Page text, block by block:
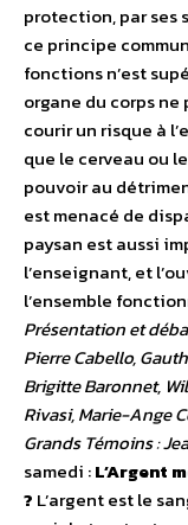
protection, par ses
ce principe
fonctions n’est
organe du corps
courir un risque à
que le cerveau ou
pouvoir au
est menacé de
paysan est aussi
l’enseignant, et
l’ensemble
Présentation et
Pierre Cabello,
Brigitte Baronnet,
Rivasi, Marie-Ange
Grands Témoins :
samedi :L’Argent
? L’argent est le